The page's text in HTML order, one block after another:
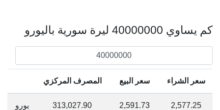
كم يساوي 40000000 ليرة سورية باليورو
سعر الشراء سعر البيع المصرف المركزي
2,577.25
2,591.73
313,027.90 يورو